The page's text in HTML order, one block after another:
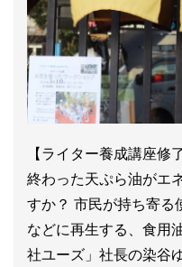
【ライター養成講座修
終わった天ぷら油がエ
すか？ 市民が持ち寄る
などに再生する、食用
社ユーズ」社長の染谷